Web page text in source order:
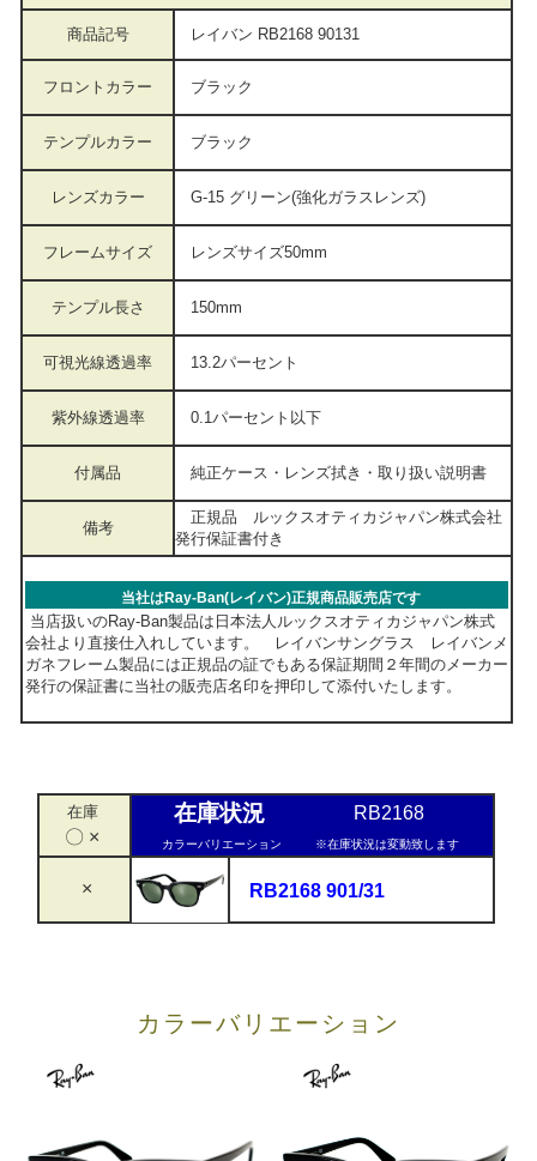
商品記号 レイバン RB2168 90131
フロントカラー ブラック
テンプルカラー ブラック
レンズカラー G-15 グリーン(強化ガラスレンズ)
フレームサイズ レンズサイズ50mm
テンプル長さ 150mm
可視光線透過率 13.2パーセント
紫外線透過率 0.1パーセント以下
付属品 純正ケース・レンズ拭き・取り扱い説明書
備考
正規品 ルックスオティカジャパン株式会社
発行保証書付き
当社はRay-Ban(レイバン)正規商品販売店です
当店扱いのRay-Ban製品は日本法人ルックスオティカジャパン株式
会社より直接仕入れしています。 レイバンサングラス レイバンメ
ガネフレーム製品には正規品の証でもある保証期間２年間のメーカー
発行の保証書に当社の販売店名印を押印して添付いたします。
在庫
〇 ×
在庫状況 RB2168
カラーバリエーション ※在庫状況は変動致します
× RB2168 901/31
カラーバリエーション